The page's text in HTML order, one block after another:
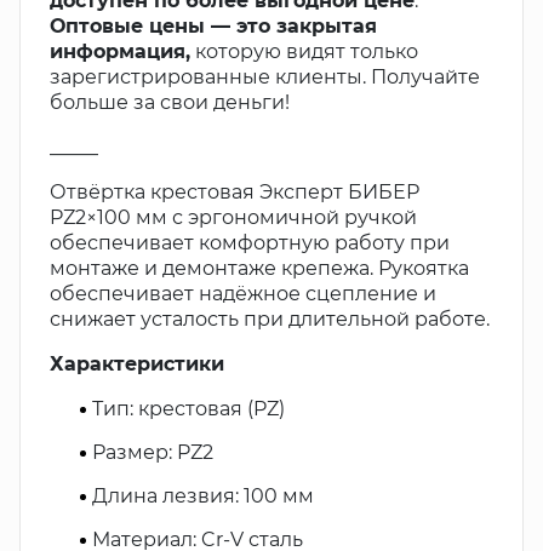
Оптовые цены — это закрытая
информация, которую видят только
зарегистрированные клиенты. Получайте
больше за свои деньги!
Отвёртка крестовая Эксперт БИБЕР
PZ2×100 мм с эргономичной ручкой
обеспечивает комфортную работу при
монтаже и демонтаже крепежа. Рукоятка
обеспечивает надёжное сцепление и
снижает усталость при длительной работе.
Характеристики
Тип: крестовая (PZ)
Размер: PZ2
Длина лезвия: 100 мм
Материал: Cr-V сталь